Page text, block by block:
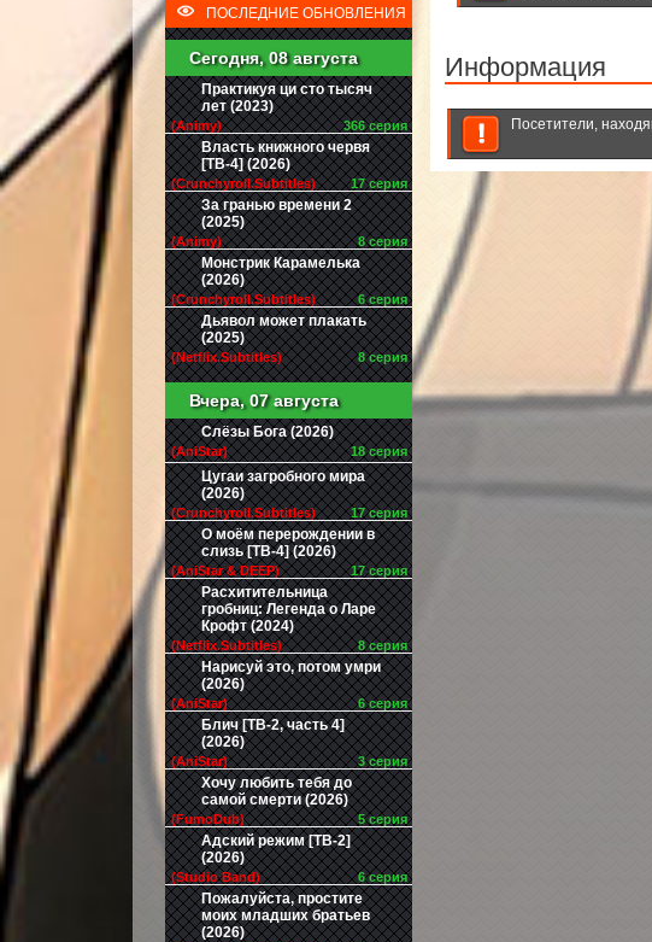
ПОСЛЕДНИЕ ОБНОВЛЕНИЯ
Сегодня, 08 августа
Практикуя ци сто тысяч
лет (2023)
(Animy) 366 серия
Власть книжного червя
[ТВ-4] (2026)
(Crunchyroll.Subtitles) 17 серия
За гранью времени 2
(2025)
(Animy) 8 серия
Монстрик Карамелька
(2026)
(Crunchyroll.Subtitles) 6 серия
Дьявол может плакать
(2025)
(Netflix.Subtitles) 8 серия
Вчера, 07 августа
Слёзы Бога (2026)
(AniStar) 18 серия
Цугаи загробного мира
(2026)
(Crunchyroll.Subtitles) 17 серия
О моём перерождении в
слизь [ТВ-4] (2026)
(AniStar & DEEP) 17 серия
Расхитительница
гробниц: Легенда о Ларе
Крофт (2024)
(Netflix.Subtitles) 8 серия
Нарисуй это, потом умри
(2026)
(AniStar) 6 серия
Блич [ТВ-2, часть 4]
(2026)
(AniStar) 3 серия
Хочу любить тебя до
самой смерти (2026)
(FumoDub) 5 серия
Адский режим [ТВ-2]
(2026)
(Studio Band) 6 серия
Пожалуйста, простите
моих младших братьев
(2026)
Информация
Посетители,